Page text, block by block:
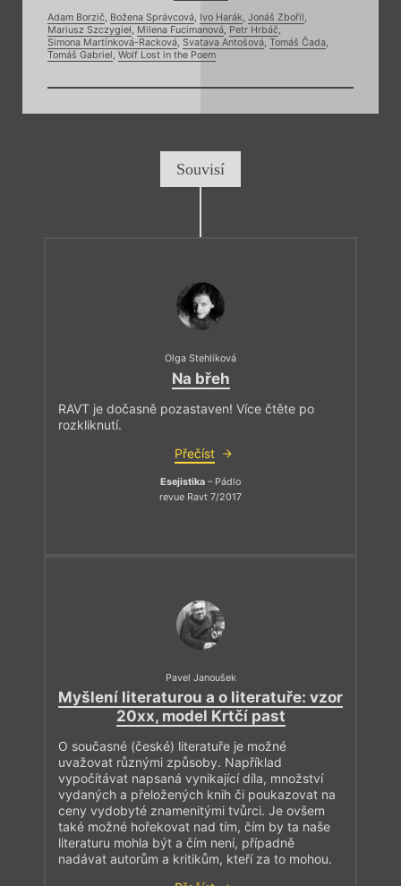
Adam Borzič, Božena Správcová, Ivo Harák, Jonáš Zbořil,
Mariusz Szczygieł, Milena Fucimanová, Petr Hrbáč,
Simona Martínková-Racková, Svatava Antošová, Tomáš Čada,
Tomáš Gabriel, Wolf Lost in the Poem
Souvisí
Olga Stehlíková
Na břeh
RAVT je dočasně pozastaven! Více čtěte po
rozkliknutí.
Přečíst
Esejistika – Pádlo
revue Ravt 7/2017
Pavel Janoušek
Myšlení literaturou a o literatuře: vzor
20xx, model Krtčí past
O současné (české) literatuře je možné
uvažovat různými způsoby. Například
vypočítávat napsaná vynikající díla, množství
vydaných a přeložených knih či poukazovat na
ceny vydobyté znamenitými tvůrci. Je ovšem
také možné hořekovat nad tím, čím by ta naše
literaturu mohla být a čím není, případně
nadávat autorům a kritikům, kteří za to mohou.